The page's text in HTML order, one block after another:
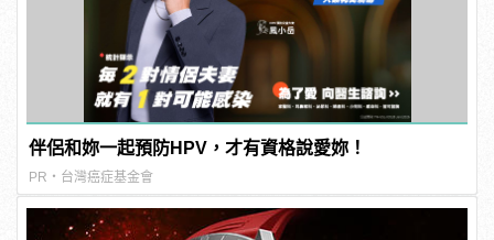
伴侶和妳一起預防HPV，才有資格說愛妳！
PR・台灣癌症基金會